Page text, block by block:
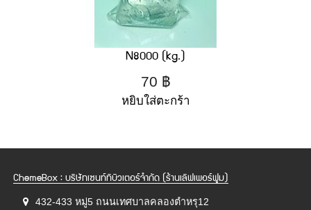
N8000 (kg.)
70 ฿
หยิบใส่ตะกร้า
ChemeBox : บริษัทเซนท์ทิบิวเตอร์จำกัด (ร้านเลิฟเพอร์ฟูม)
432-433 หมู่5 ถนนเทศบาลคลองตำหรุ12